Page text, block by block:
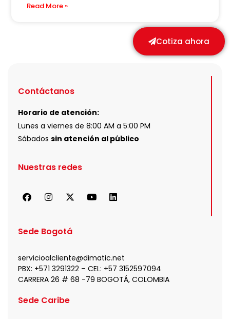
Read More »
Cotiza ahora
Contáctanos
Horario de atención:
Lunes a viernes de 8:00 AM a 5:00 PM
Sábados sin atención al público
Nuestras redes
F
a
o
I
n
g
a
m
X
-
i
t
e
r
Y
o
L
i
Sede Bogotá
servicioalcliente@dimatic.net
PBX: +571 3291322 – CEL: +57 3152597094
CARRERA 26 # 68 -79 BOGOTÁ, COLOMBIA
Sede Caribe